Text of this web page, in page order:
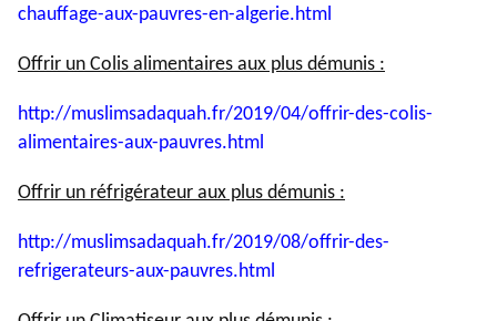
chauffage-aux-pauvres-en-algerie.html
Offrir un Colis alimentaires aux plus démunis :
http://muslimsadaquah.fr/2019/04/offrir-des-colis-
alimentaires-aux-pauvres.html
Offrir un réfrigérateur aux plus démunis :
http://muslimsadaquah.fr/2019/08/offrir-des-
refrigerateurs-aux-pauvres.html